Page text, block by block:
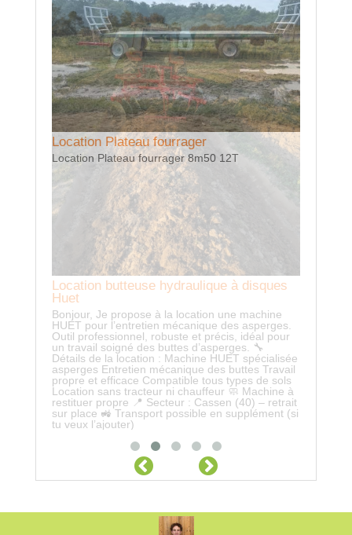
Location butteuse hydraulique à disques
Huet
Bonjour, Je propose à la location une machine
HUET pour l’entretien mécanique des asperges.
Outil professionnel, robuste et précis, idéal pour
un travail soigné des buttes d’asperges. 🔧
Détails de la location : Machine HUET spécialisée
asperges Entretien mécanique des buttes Travail
propre et efficace Compatible tous types de sols
Location sans tracteur ni chauffeur 🧼 Machine à
restituer propre 📍 Secteur : Cassen (40) – retrait
sur place 🚜 Transport possible en supplément (si
tu veux l’ajouter)
Location Plateau fourrager
Location Plateau fourrager 8m50 12T